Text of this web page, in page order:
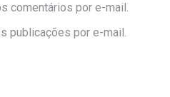
comentários por e-mail.
publicações por e-mail.